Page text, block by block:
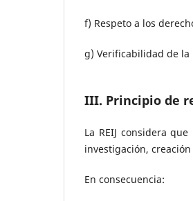
f) Respeto a los
g) Verificabilidad de
III. Principio de
La REIJ considera
investigación,
En consecuencia: